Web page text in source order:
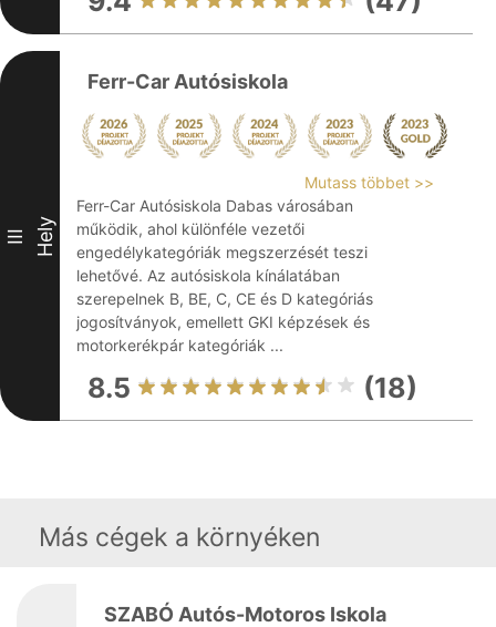
III Hely
Ferr-Car Autósiskola
Mutass többet >>
Ferr-Car Autósiskola Dabas városában
működik, ahol különféle vezetői
engedélykategóriák megszerzését teszi
lehetővé. Az autósiskola kínálatában
szerepelnek B, BE, C, CE és D kategóriás
jogosítványok, emellett GKI képzések és
motorkerékpár kategóriák ...
8.5 (18)
Más cégek a környéken
SZABÓ Autós-Motoros Iskola